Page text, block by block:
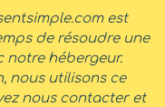
est
de résoudre une
notre hébergeur.
nous utilisons ce
nous contacter et